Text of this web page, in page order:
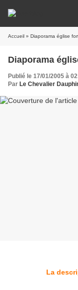
Accueil » Diaporama église
Diaporama
Publié le 17/01/2005 à
Par Le Chevalier
La